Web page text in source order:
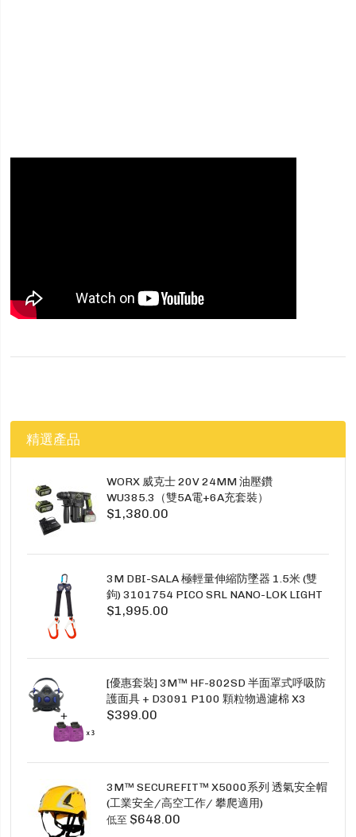
精選產品
WORX 威克士 20V 24MM 油壓鑽
WU385.3（雙5A電+6A充套裝）
$1,380.00
3M DBI-SALA 極輕量伸縮防墜器 1.5米 (雙
鉤) 3101754 PICO SRL NANO-LOK LIGHT
1.5M TWINS
$1,995.00
[優惠套裝] 3M™ HF-802SD 半面罩式呼吸防
護面具 + D3091 P100 顆粒物過濾棉 X3
SECURE CLICK HF-802SD HF-800SD 系列
$399.00
3M™ SECUREFIT™ X5000系列 透氣安全帽
(工業安全/高空工作/ 攀爬適用)
低至 $648.00